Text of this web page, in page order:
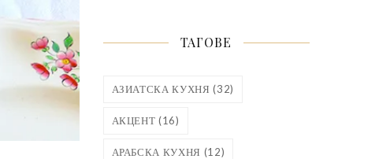
ТАГОВЕ
АЗИАТСКА КУХНЯ (32)
АКЦЕНТ (16)
АРАБСКА КУХНЯ (12)